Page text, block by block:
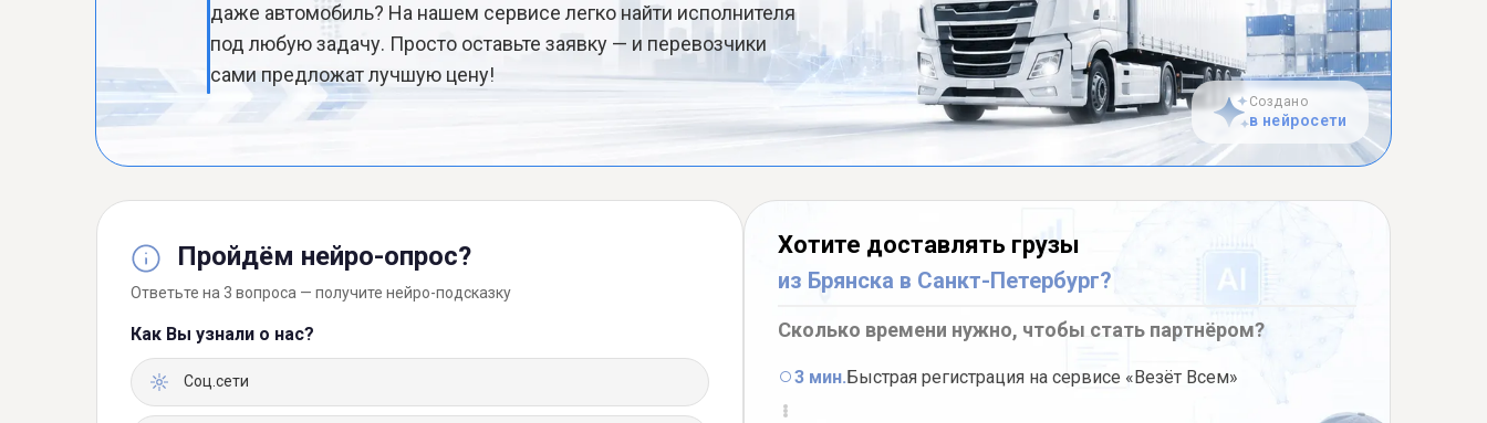
даже автомобиль? На нашем сервисе легко найти исполнителя
под любую задачу. Просто оставьте заявку — и перевозчики
сами предложат лучшую цену!
Создано
в нейросети
Пройдём нейро-опрос?
Ответьте на 3 вопроса — получите нейро-подсказку
Как Вы узнали о нас?
Соц.сети
Хотите доставлять грузы
из Брянска в Санкт-Петербург?
Сколько времени нужно, чтобы стать партнёром?
3 мин.Быстрая регистрация на сервисе «Везёт Всем»